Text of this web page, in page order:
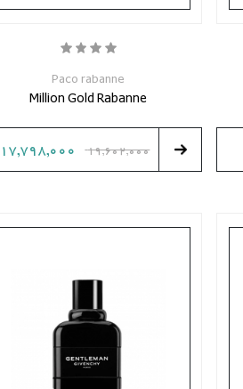
Paco rabanne
Million Gold Rabanne
19,602,000
17,798,000